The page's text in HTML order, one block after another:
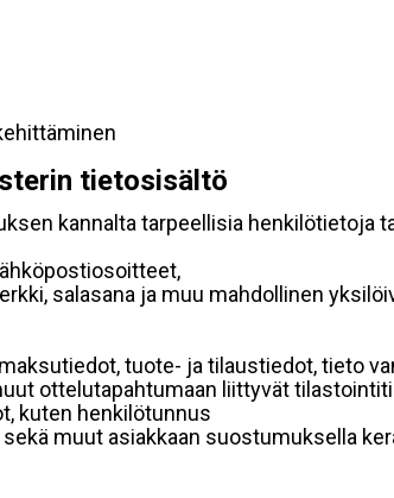
tietosisältö
kannalta tarpeellisia henkilötietoja
salasana ja muu mahdollinen
tuote- ja tilaustiedot, tieto
ottelutapahtumaan liittyvät
kuten henkilötunnus
muut asiakkaan suostumuksella